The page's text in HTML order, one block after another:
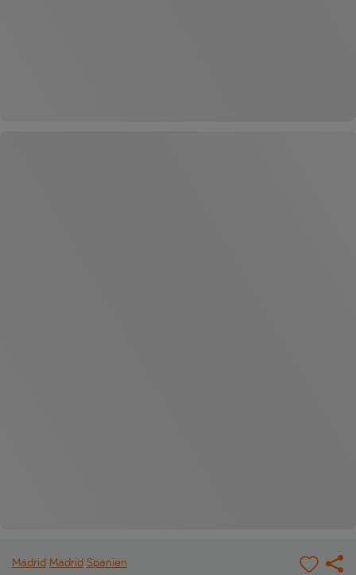
Madrid Madrid Spanien